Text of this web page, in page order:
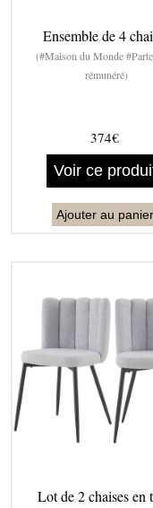
Ensemble de 4
(#Maison du Monde
rémunéré)
374€
Voir ce
Ajouter au panier
Lot de 2 chaises en